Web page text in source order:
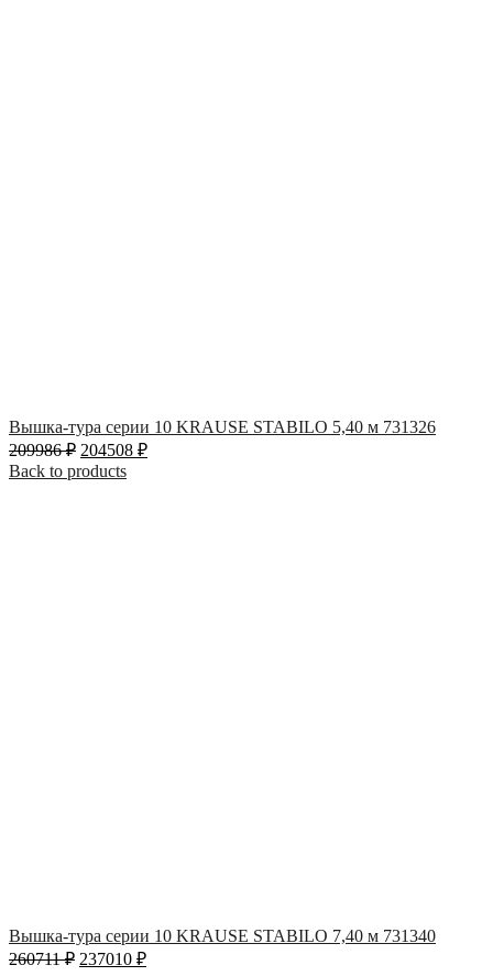
Вышка-тура серии 10 KRAUSE STABILO 5,40 м 731326
209986₽ 204508 ₽
Back to products
Вышка-тура серии 10 KRAUSE STABILO 7,40 м 731340
260711₽ 237010 ₽